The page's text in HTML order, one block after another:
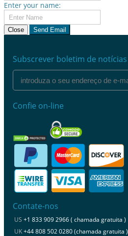
Enter your name:
Close Send Email
Subscrever boletim de notícias
Confie on-line
Contate-nos
US +1 833 909 2966 ( chamada gratuita )
UK+44 808 502 0280 (chamada gratuita )